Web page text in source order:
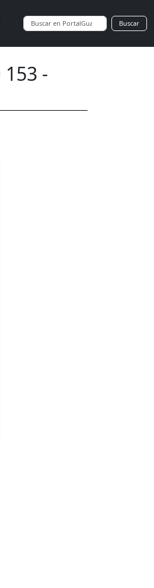
Buscar
153 -